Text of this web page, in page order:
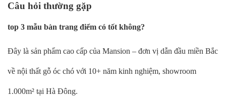
Câu hỏi thường gặp
top 3 mẫu bàn trang điểm có tốt không?
Đây là sản phẩm cao cấp của Mansion – đơn vị dẫn đầu miền Bắc
về nội thất gỗ óc chó với 10+ năm kinh nghiệm, showroom
1.000m² tại Hà Đông.